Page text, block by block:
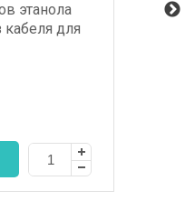
этанола
для